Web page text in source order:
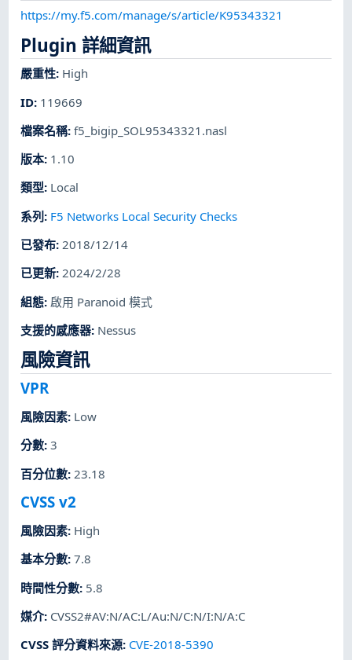
https://my.f5.com/manage/s/article/K95343321
Plugin 詳細資訊
嚴重性: High
ID: 119669
檔案名稱:f5_bigip_SOL95343321.nasl
版本: 1.10
類型: Local
系列: F5 Networks Local Security Checks
已發布:2018/12/14
已更新:2024/2/28
組態: 啟用 Paranoid 模式
支援的感應器: Nessus
風險資訊
VPR
風險因素: Low
分數:3
百分位數: 23.18
CVSS v2
風險因素: High
基本分數:7.8
時間性分數: 5.8
媒介: CVSS2#AV:N/AC:L/Au:N/C:N/I:N/A:C
CVSS 評分資料來源: CVE-2018-5390